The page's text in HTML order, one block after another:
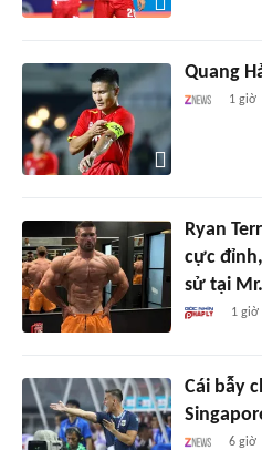
Quang
1 giờ
Ryan
cực
sử tại
1 giờ
Cái bẫy
6 giờ